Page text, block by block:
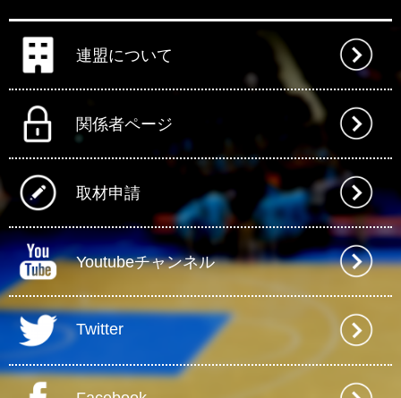
連盟について
関係者ページ
取材申請
Youtubeチャンネル
Twitter